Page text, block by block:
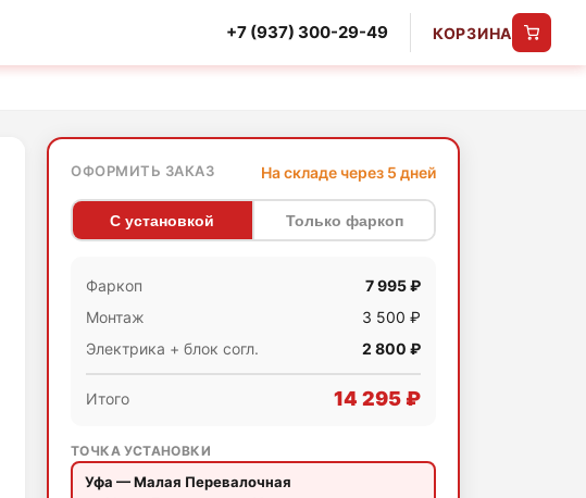
+7 (937) 300-29-49 КОРЗИНА
ОФОРМИТЬ ЗАКАЗ На складе через 5 дней
С установкой Только фаркоп
Фаркоп
7 995 ₽
Монтаж
3 500 ₽
Электрика + блок согл.
2 800 ₽
Итого 14 295 ₽
ТОЧКА УСТАНОВКИ
Уфа — Малая Перевалочная